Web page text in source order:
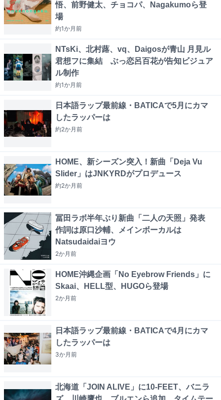
悟、前野健太、チョコパ、Nagakumoら登
場
約1か月前
NTsKi、北村蕗、vq、Daigosが青山 月見ル
君想フに集結 ぶっ恋呂百花が告知ビジュア
ル制作
約1か月前
日本語ラップ最前線・BATICAで5月にカマ
したラッパーは
約2か月前
HOME、新シーズン突入！新曲「Deja Vu
Slider」はJNKYRDがプロデュース
約2か月前
冨田ラボ半年ぶり新曲「二人の天照」発表
作詞は原口沙輔、メインボーカルは
Natsudaidaiヨウ
2か月前
HOME沖縄企画「No Eyebrow Friends」に
Skaai、HELL型、HUGOら登場
2か月前
日本語ラップ最前線・BATICAで4月にカマ
したラッパーは
3か月前
北海道「JOIN ALIVE」に10-FEET、バニラ